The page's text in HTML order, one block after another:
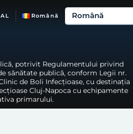
Română
potrivit Regulamentului privind
sănătate publică, conform Legii nr.
de Boli Infecțioase, cu destinația
Cluj-Napoca cu echipamente
primarului.